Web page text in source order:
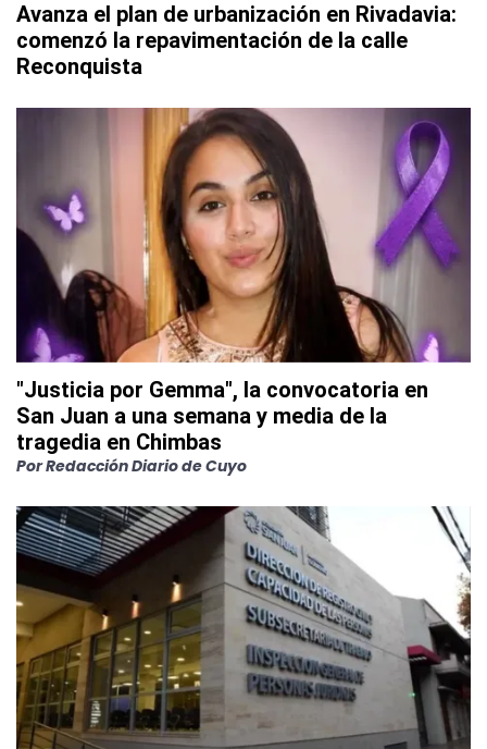
Avanza el plan de urbanización en Rivadavia:
comenzó la repavimentación de la calle
Reconquista
"Justicia por Gemma", la convocatoria en
San Juan a una semana y media de la
tragedia en Chimbas
PorRedacción Diario de Cuyo